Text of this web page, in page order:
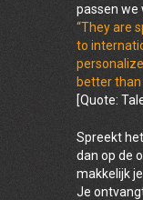
passen we
“They are
to
better than
[Quote:
Spreekt
dan op de
makkelijk je
Je